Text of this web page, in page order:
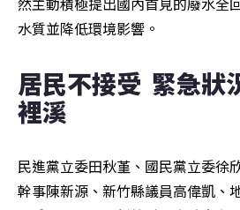
水質並降低環境影響。
居民不接受  緊急狀
裡溪
民進黨立委田秋堇、國民黨立委徐
幹事陳新源、新竹縣議員高偉凱、